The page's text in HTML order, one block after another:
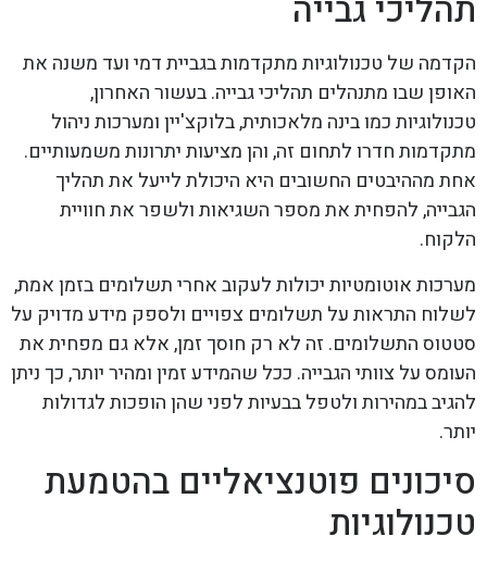
תהליכי גבייה
הקדמה של טכנולוגיות מתקדמות בגביית דמי ועד משנה את
האופן שבו מתנהלים תהליכי גבייה. בעשור האחרון,
טכנולוגיות כמו בינה מלאכותית, בלוקצ'יין ומערכות ניהול
מתקדמות חדרו לתחום זה, והן מציעות יתרונות משמעותיים.
אחת מההיבטים החשובים היא היכולת לייעל את תהליך
הגבייה, להפחית את מספר השגיאות ולשפר את חוויית
הלקוח.
מערכות אוטומטיות יכולות לעקוב אחרי תשלומים בזמן אמת,
לשלוח התראות על תשלומים צפויים ולספק מידע מדויק על
סטטוס התשלומים. זה לא רק חוסך זמן, אלא גם מפחית את
העומס על צוותי הגבייה. ככל שהמידע זמין ומהיר יותר, כך ניתן
להגיב במהירות ולטפל בבעיות לפני שהן הופכות לגדולות
יותר.
סיכונים פוטנציאליים בהטמעת
טכנולוגיות